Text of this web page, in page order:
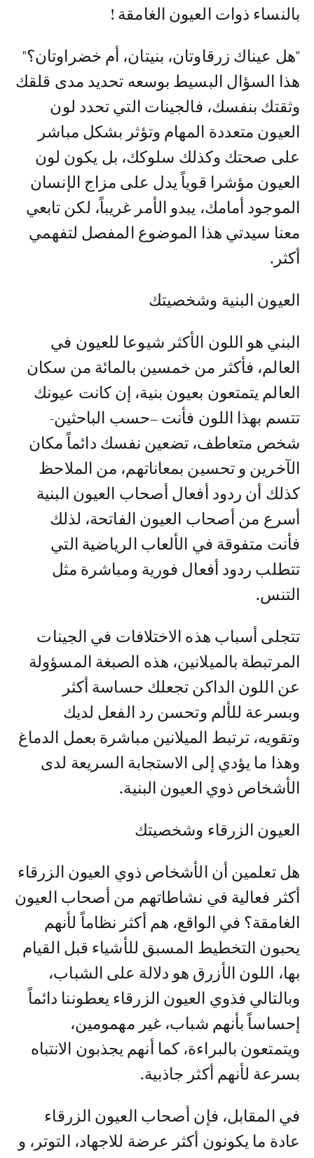
بالنساء ذوات العيون الغامقة !
"هل عيناك زرقاوتان، بنيتان، أم خضراوتان؟"
هذا السؤال البسيط بوسعه تحديد مدى قلقك
وثقتك بنفسك، فالجينات التي تحدد لون
العيون متعددة المهام وتؤثر بشكل مباشر
على صحتك وكذلك سلوكك، بل يكون لون
العيون مؤشرا قوياً يدل على مزاج الإنسان
الموجود أمامك، يبدو الأمر غريباً، لكن تابعي
معنا سيدتي هذا الموضوع المفصل لتفهمي
أكثر.
العيون البنية وشخصيتك
البني هو اللون الأكثر شيوعا للعيون في
العالم، فأكثر من خمسين بالمائة من سكان
العالم يتمتعون بعيون بنية، إن كانت عيونك
تتسم بهذا اللون فأنت –حسب الباحثين-
شخص متعاطف، تضعين نفسك دائماً مكان
الآخرين و تحسين بمعاناتهم، من الملاحظ
كذلك أن ردود أفعال أصحاب العيون البنية
أسرع من أصحاب العيون الفاتحة، لذلك
فأنت متفوقة في الألعاب الرياضية التي
تتطلب ردود أفعال فورية ومباشرة مثل
التنس.
تتجلى أسباب هذه الاختلافات في الجينات
المرتبطة بالميلانين، هذه الصبغة المسؤولة
عن اللون الداكن تجعلك حساسة أكثر
وبسرعة للألم وتحسن رد الفعل لديك
وتقويه، ترتبط الميلانين مباشرة بعمل الدماغ
وهذا ما يؤدي إلى الاستجابة السريعة لدى
الأشخاص ذوي العيون البنية.
العيون الزرقاء وشخصيتك
هل تعلمين أن الأشخاص ذوي العيون الزرقاء
أكثر فعالية في نشاطاتهم من أصحاب العيون
الغامقة؟ في الواقع، هم أكثر نظاماً لأنهم
يحبون التخطيط المسبق للأشياء قبل القيام
بها، اللون الأزرق هو دلالة على الشباب،
وبالتالي فذوي العيون الزرقاء يعطوننا دائماً
إحساساً بأنهم شباب، غير مهمومين،
ويتمتعون بالبراءة، كما أنهم يجذبون الانتباه
بسرعة لأنهم أكثر جاذبية.
في المقابل، فإن أصحاب العيون الزرقاء
عادة ما يكونون أكثر عرضة للاجهاد، التوتر، و